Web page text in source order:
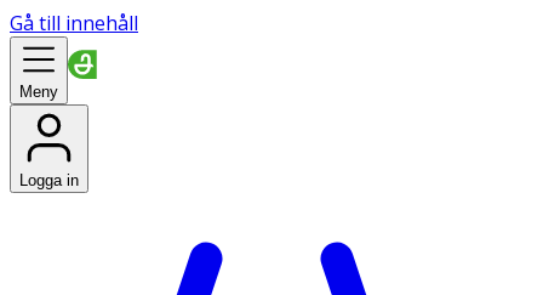
Gå till innehåll
Meny
Logga in